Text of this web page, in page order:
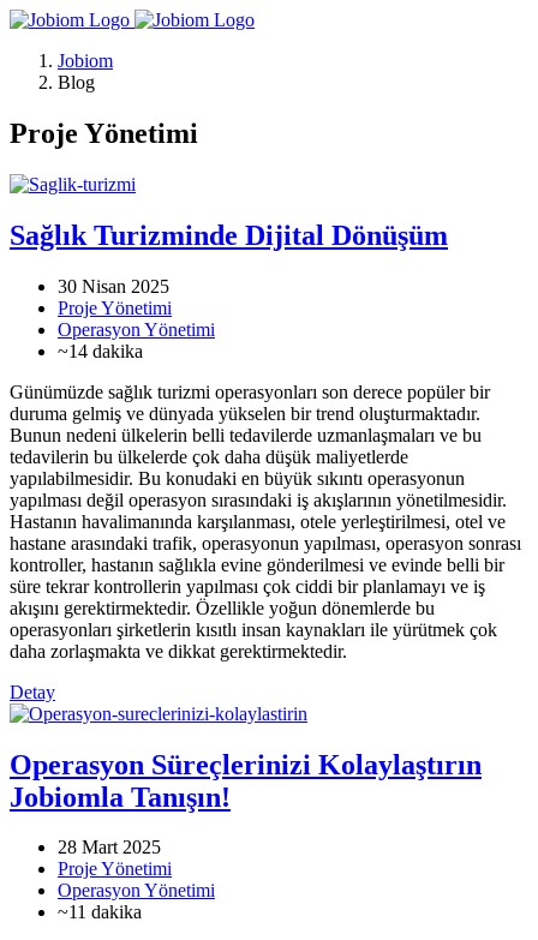
Jobiom
Blog
Proje Yönetimi
Sağlık Turizminde Dijital Dönüşüm
30 Nisan 2025
Proje Yönetimi
Operasyon Yönetimi
~14 dakika
Günümüzde sağlık turizmi operasyonları son derece popüler bir
duruma gelmiş ve dünyada yükselen bir trend oluşturmaktadır.
Bunun nedeni ülkelerin belli tedavilerde uzmanlaşmaları ve bu
tedavilerin bu ülkelerde çok daha düşük maliyetlerde
yapılabilmesidir. Bu konudaki en büyük sıkıntı operasyonun
yapılması değil operasyon sırasındaki iş akışlarının yönetilmesidir.
Hastanın havalimanında karşılanması, otele yerleştirilmesi, otel ve
hastane arasındaki trafik, operasyonun yapılması, operasyon sonrası
kontroller, hastanın sağlıkla evine gönderilmesi ve evinde belli bir
süre tekrar kontrollerin yapılması çok ciddi bir planlamayı ve iş
akışını gerektirmektedir. Özellikle yoğun dönemlerde bu
operasyonları şirketlerin kısıtlı insan kaynakları ile yürütmek çok
daha zorlaşmakta ve dikkat gerektirmektedir.
Detay
Operasyon Süreçlerinizi Kolaylaştırın
Jobiomla Tanışın!
28 Mart 2025
Proje Yönetimi
Operasyon Yönetimi
~11 dakika